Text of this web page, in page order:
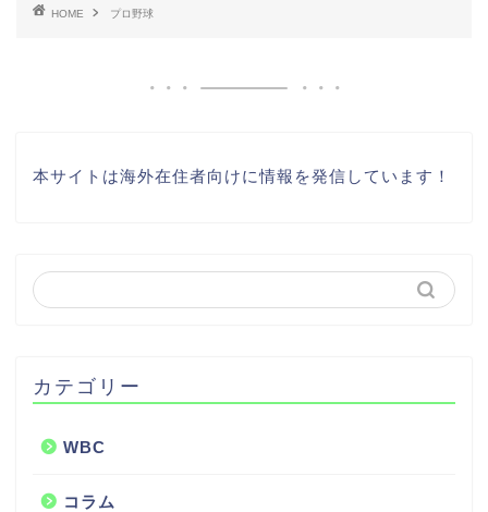
HOME プロ野球
本サイトは海外在住者向けに情報を発信しています！
カテゴリー
WBC
コラム